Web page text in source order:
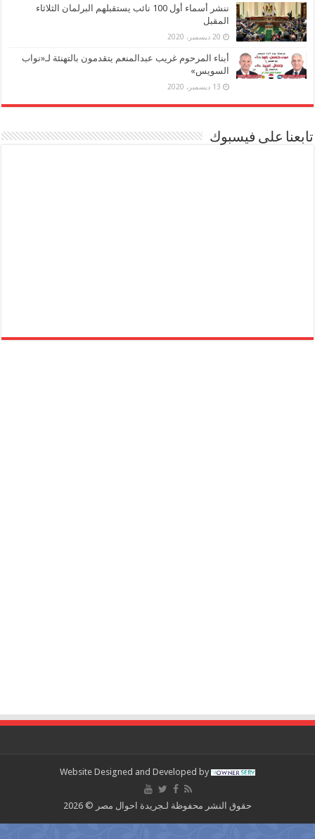
ننشر أسماء أول 100 نائب يستقبلهم البرلمان الثلاثاء
المقبل
20 ديسمبر، 2020
أبناء المرحوم غريب عبدالمنعم يتقدمون بالتهنئة لـ«نواب
السويس»
13 ديسمبر، 2020
تابعنا على فيسبوك
Website Designed and Developed by
حقوق النشر محفوظة لـجريدة احوال مصر © 2026